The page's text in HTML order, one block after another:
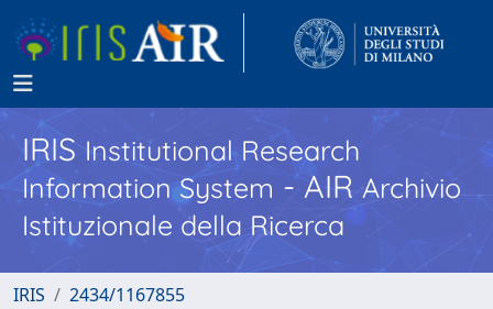
IRISInstitutional Research
Information System - AIR Archivio
Istituzionale della Ricerca
IRIS 2434/1167855